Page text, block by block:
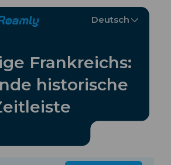
Deutsch
Frankreichs:
historische